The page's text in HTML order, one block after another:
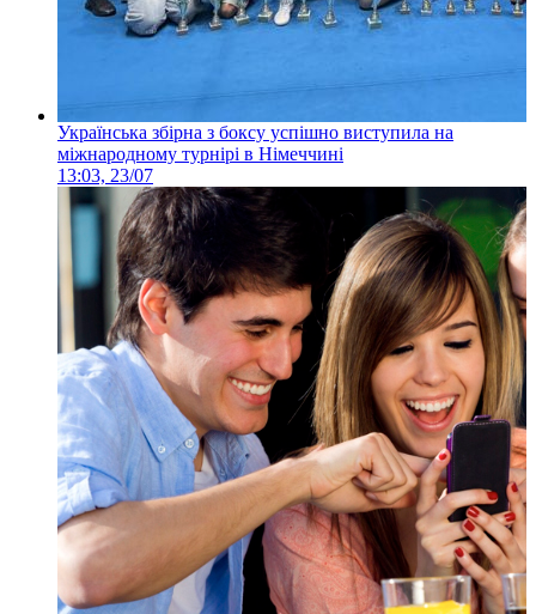
Українська збірна з боксу успішно виступила на
міжнародному турнірі в Німеччині
13:03, 23/07